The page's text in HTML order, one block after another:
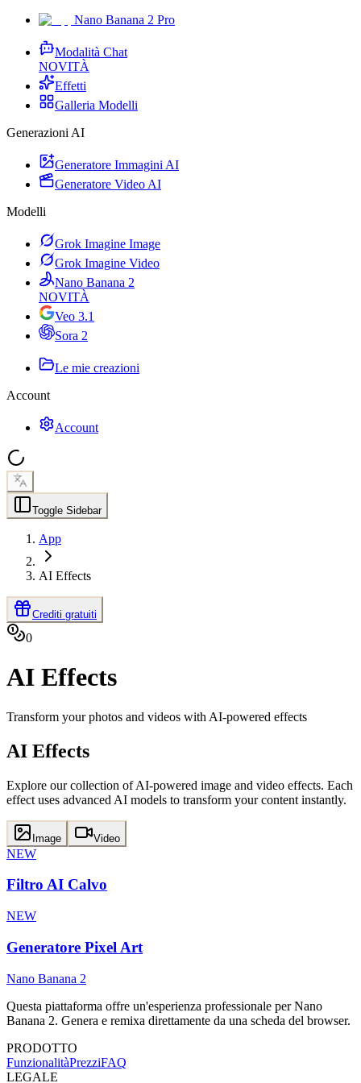
Nano Banana 2 Pro
Modalità Chat
NOVITÀ
Effetti
Galleria Modelli
Generazioni AI
Generatore Immagini AI
Generatore Video AI
Modelli
Grok Imagine Image
Grok Imagine Video
Nano Banana 2
NOVITÀ
Veo 3.1
Sora 2
Le mie creazioni
Account
Account
Toggle Sidebar
App
AI Effects
Crediti gratuiti
0
AI Effects
Transform your photos and videos with AI-powered effects
AI Effects
Explore our collection of AI-powered image and video effects. Each
effect uses advanced AI models to transform your content instantly.
Image Video
NEW
Filtro AI Calvo
NEW
Generatore Pixel Art
Nano Banana 2
Questa piattaforma offre un'esperienza professionale per Nano
Banana 2. Genera e remixa direttamente da una scheda del browser.
PRODOTTO
FunzionalitàPrezziFAQ
LEGALE